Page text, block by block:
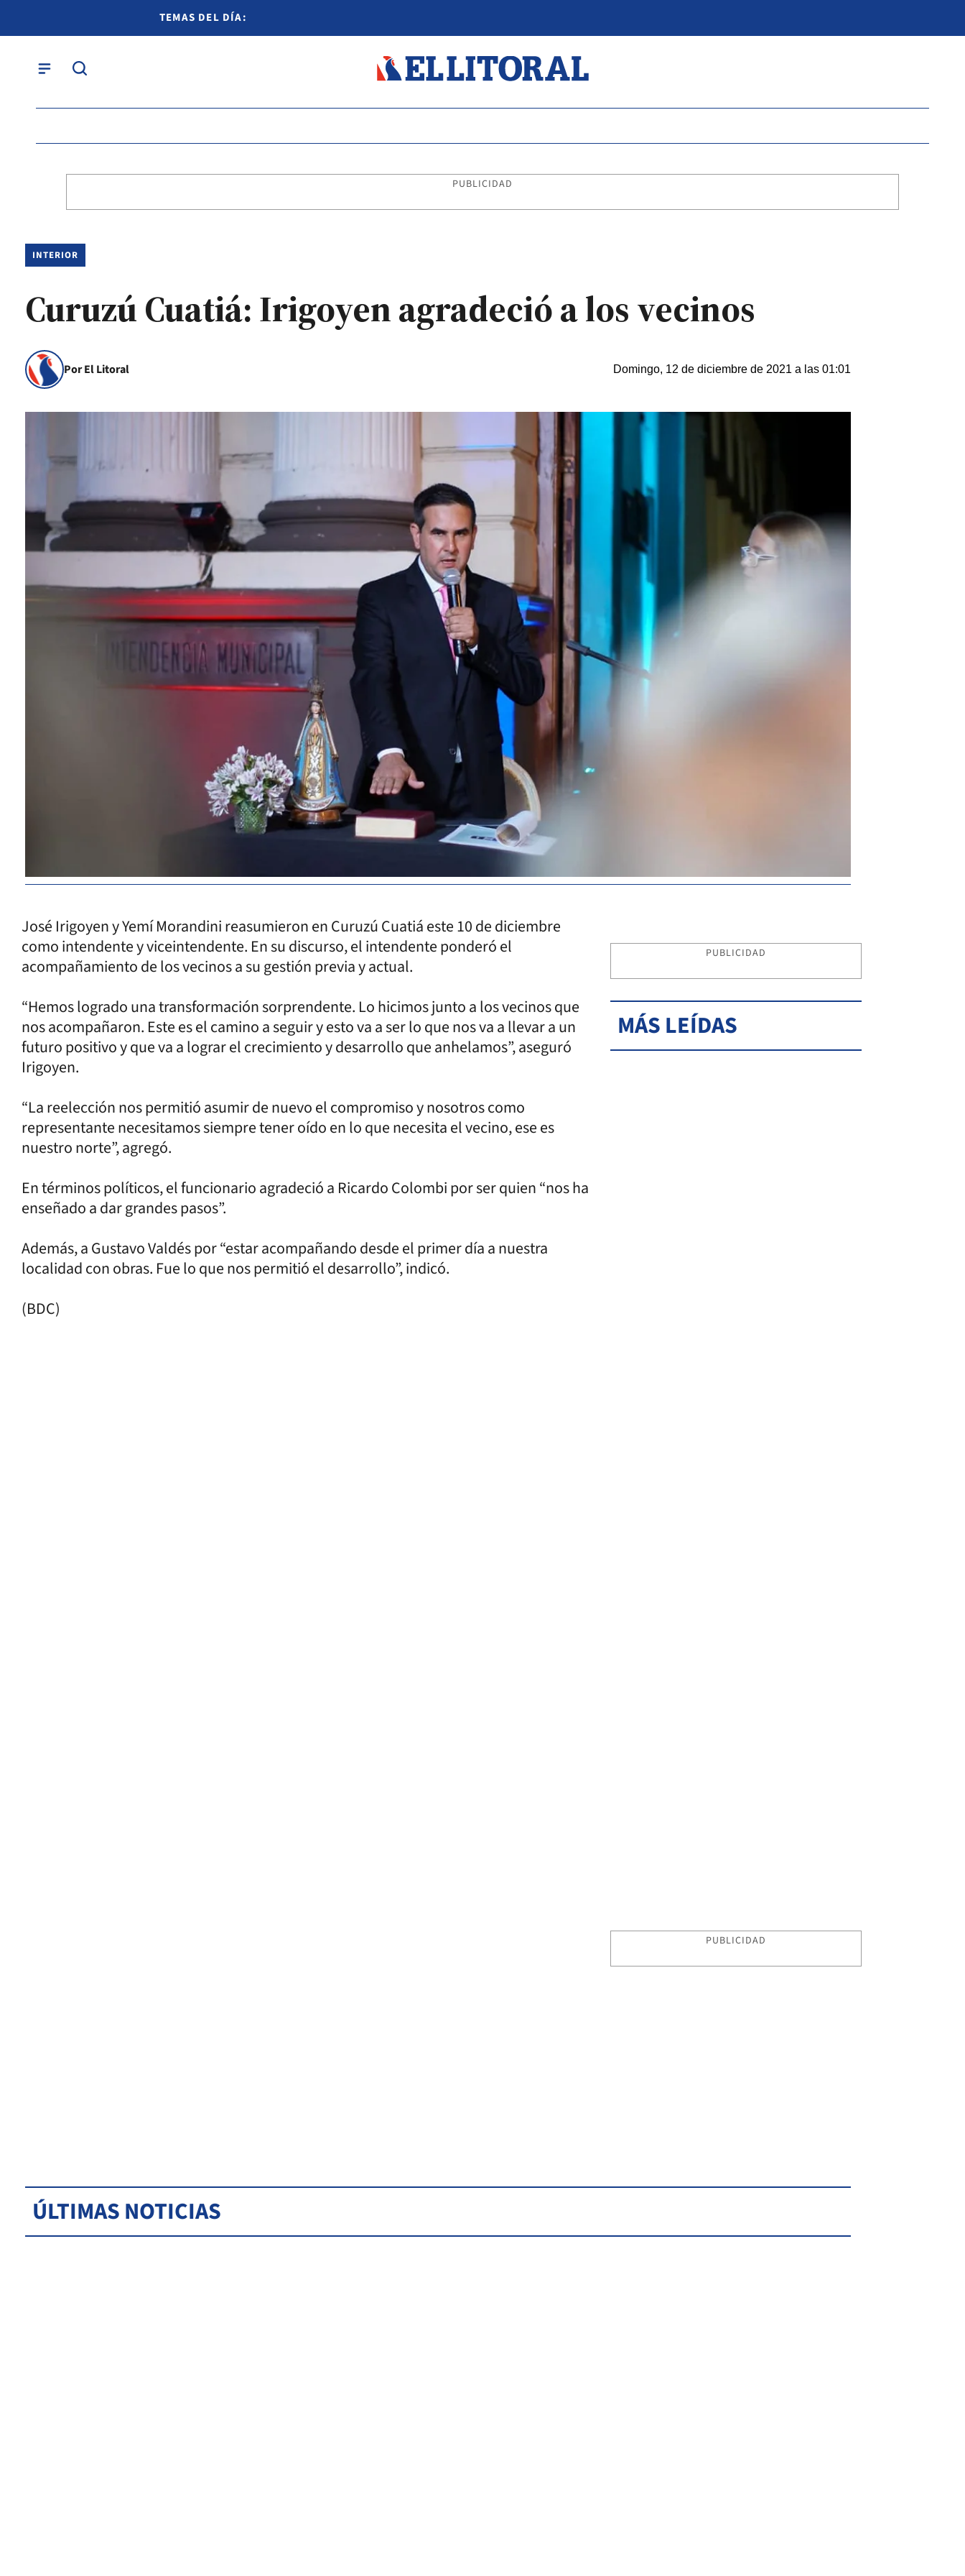
TEMAS DEL DÍA:
PUBLICIDAD
INTERIOR
Curuzú Cuatiá: Irigoyen agradeció a los vecinos
Por El Litoral Domingo, 12 de diciembre de 2021 a las 01:01
José Irigoyen y Yemí Morandini reasumieron en Curuzú Cuatiá este 10 de diciembre
como intendente y viceintendente. En su discurso, el intendente ponderó el
acompañamiento de los vecinos a su gestión previa y actual.
“Hemos logrado una transformación sorprendente. Lo hicimos junto a los vecinos que
nos acompañaron. Este es el camino a seguir y esto va a ser lo que nos va a llevar a un
futuro positivo y que va a lograr el crecimiento y desarrollo que anhelamos”, aseguró
Irigoyen.
“La reelección nos permitió asumir de nuevo el compromiso y nosotros como
representante necesitamos siempre tener oído en lo que necesita el vecino, ese es
nuestro norte”, agregó.
En términos políticos, el funcionario agradeció a Ricardo Colombi por ser quien “nos ha
enseñado a dar grandes pasos”.
Además, a Gustavo Valdés por “estar acompañando desde el primer día a nuestra
localidad con obras. Fue lo que nos permitió el desarrollo”, indicó.
(BDC)
PUBLICIDAD
MÁS LEÍDAS
PUBLICIDAD
ÚLTIMAS NOTICIAS